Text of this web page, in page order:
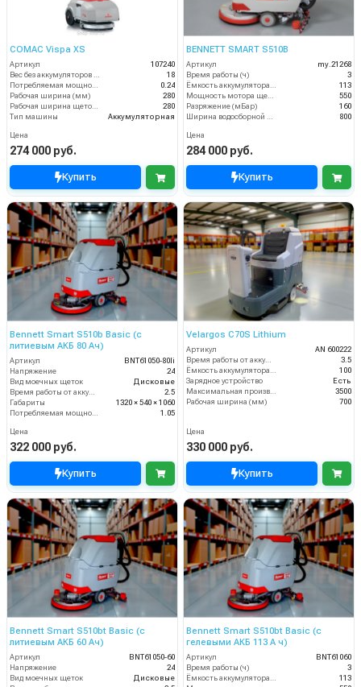
COMAC Vispa XS
Артикул
107240
Вес без аккумуляторов (кг)
18
Потребляемая мощность (кВт)
0.24
Рабочая ширина (мм)
280
Рабочая ширина щеток (мм)
280
Тип машины
Аккумуляторная
Цена
274 000 руб.
Купить
BENNETT SMART S510B
Артикул
my.21268
Время работы (ч)
3
Ёмкость аккумулятора (Ач)
113
Мощность мотора щеток
550
Разряжение (мБар)
160
Ширина водосборной рейки
800
Цена
284 000 руб.
Купить
Bennett Smart S510b Basic (с
литиевым АКБ 80 Ач)
Артикул
BNT61050-80li
Напряжение
24
Вид моечных щеток
Дисковые
Время работы от аккумуляторов (ч)
2.5
Габариты
1320 × 540 × 1060
1.05
Цена
322 000 руб.
Купить
Velargos C70S Lithium
Артикул
AN 600222
Время работы от аккумуляторов (ч)
3.5
100
Зарядное устройство
Есть
3500
Рабочая ширина (мм)
700
Цена
330 000 руб.
Купить
Bennett Smart S510bt Basic (с
литиевым АКБ 60 Ач)
Артикул
BNT61050-60
Напряжение
24
Вид моечных щеток
Дисковые
Bennett Smart S510bt Basic (с
гелевыми АКБ 113 А ч)
Артикул
BNT61060
Время работы (ч)
3
113